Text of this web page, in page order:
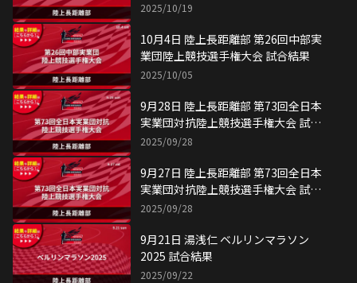
2025/10/19
10月4日 陸上長距離部 第26回中部実
業団陸上競技選手権大会 試合結果
2025/10/05
9月28日 陸上長距離部 第73回全日本
実業団対抗陸上競技選手権大会 試合
結果
2025/09/28
9月27日 陸上長距離部 第73回全日本
実業団対抗陸上競技選手権大会 試合
結果
2025/09/28
9月21日 湯浅仁 ベルリンマラソン
2025 試合結果
2025/09/22